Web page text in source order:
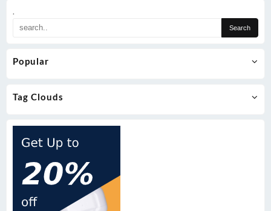
.
Popular
Tag Clouds